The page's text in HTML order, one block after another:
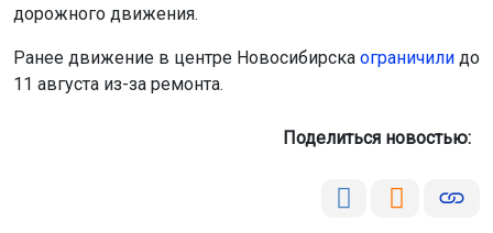
дорожного движения.
Ранее движение в центре Новосибирска ограничили до
11 августа из-за ремонта.
Поделиться новостью: